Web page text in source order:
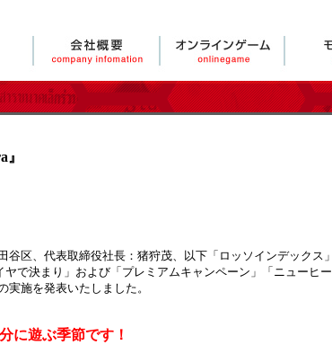
区、代表取締役社長：猪狩茂、以下「ロッソインデックス
で決まり」および「プレミアムキャンペーン」「ニューヒ
施を発表いたしました。
に遊ぶ季節です！